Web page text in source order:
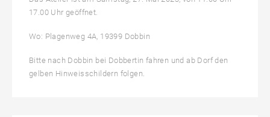
17.00 Uhr geöffnet.
Wo: Plagenweg 4A, 19399 Dobbin
Bitte nach Dobbin bei Dobbertin fahren und ab Dorf den
gelben Hinweisschildern folgen.